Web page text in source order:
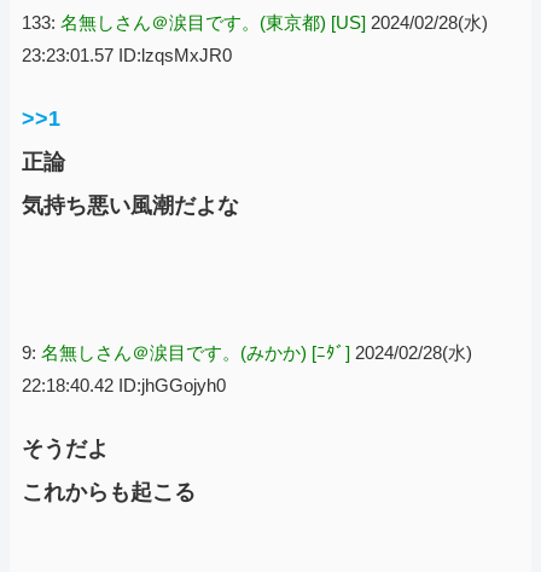
133: 名無しさん＠涙目です。(東京都) [US] 2024/02/28(水)
23:23:01.57 ID:lzqsMxJR0
>>1
正論
気持ち悪い風潮だよな
9: 名無しさん＠涙目です。(みかか) [ﾆﾀﾞ] 2024/02/28(水)
22:18:40.42 ID:jhGGojyh0
そうだよ
これからも起こる